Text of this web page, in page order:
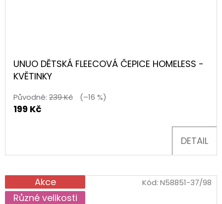
UNUO DĚTSKÁ FLEECOVÁ ČEPICE HOMELESS -
KVĚTINKY
Původně: 239 Kč (–16 %)
199 Kč
DETAIL
Akce
Různé velikosti
Kód: N58851-37/98